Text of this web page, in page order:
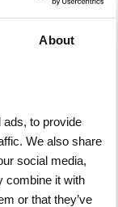
About
to provide
We also share
social media,
combine it with
or that they’ve